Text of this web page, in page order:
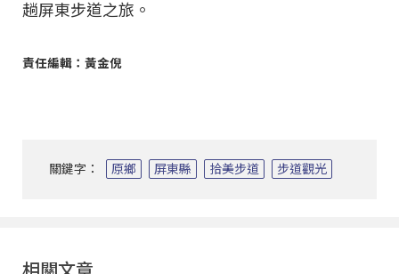
趟屏東步道之旅。
責任編輯：黃金倪
關鍵字： 原鄉 屏東縣 拾美步道 步道觀光
相關文章